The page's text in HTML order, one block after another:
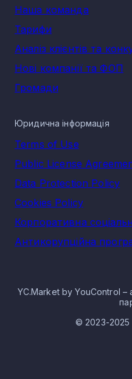
Наша команда
Тарифи
Аналіз клієнтів та
Нові компанії та ФОП
Громади
Юридична інформація
Terms of Use
Public License
Data Protection Policy
Cookies Policy
Корпоративна
Антикорупційна
YC.Market by YouControl –
© 2023-2025